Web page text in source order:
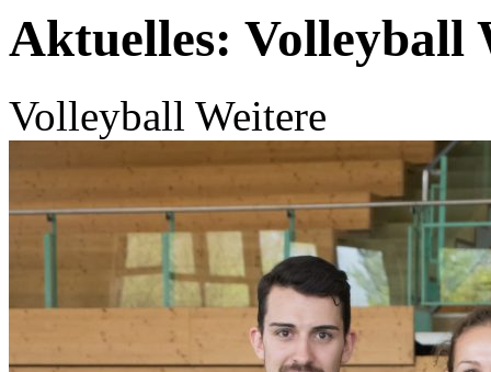
Aktuelles: Volleyball
Volleyball Weitere